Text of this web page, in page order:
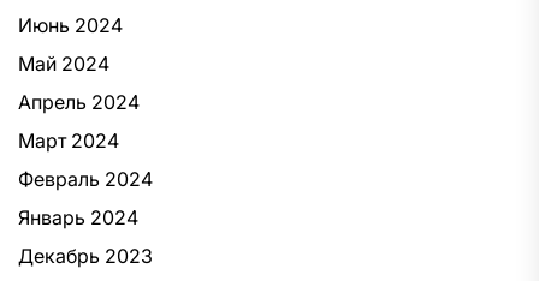
Июнь 2024
Май 2024
Апрель 2024
Март 2024
Февраль 2024
Январь 2024
Декабрь 2023